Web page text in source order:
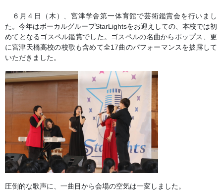
６月４日（木）、宮津学舎第一体育館で芸術鑑賞会を行いまし
た。今年はボーカルグループStarLightsをお迎えしての、本校では初
めてとなるゴスペル鑑賞でした。ゴスペルの名曲からポップス、更
に宮津天橋高校の校歌も含めて全17曲のパフォーマンスを披露して
いただきました。
圧倒的な歌声に、一曲目から会場の空気は一変しました。